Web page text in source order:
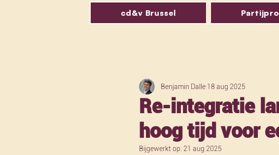
cd&v Brussel
Re-integratie
hoog tijd voor
Benjamin Dalle 18 aug 2025
Bijgewerkt op: 21 aug 2025